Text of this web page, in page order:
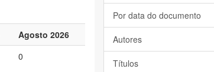
Agosto 2026
0
Por data do documento
Autores
Títulos